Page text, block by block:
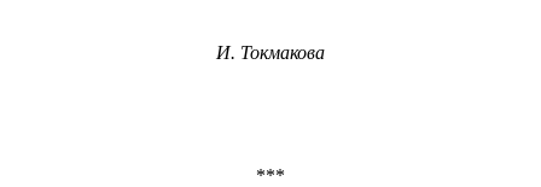
И. Токмакова
***